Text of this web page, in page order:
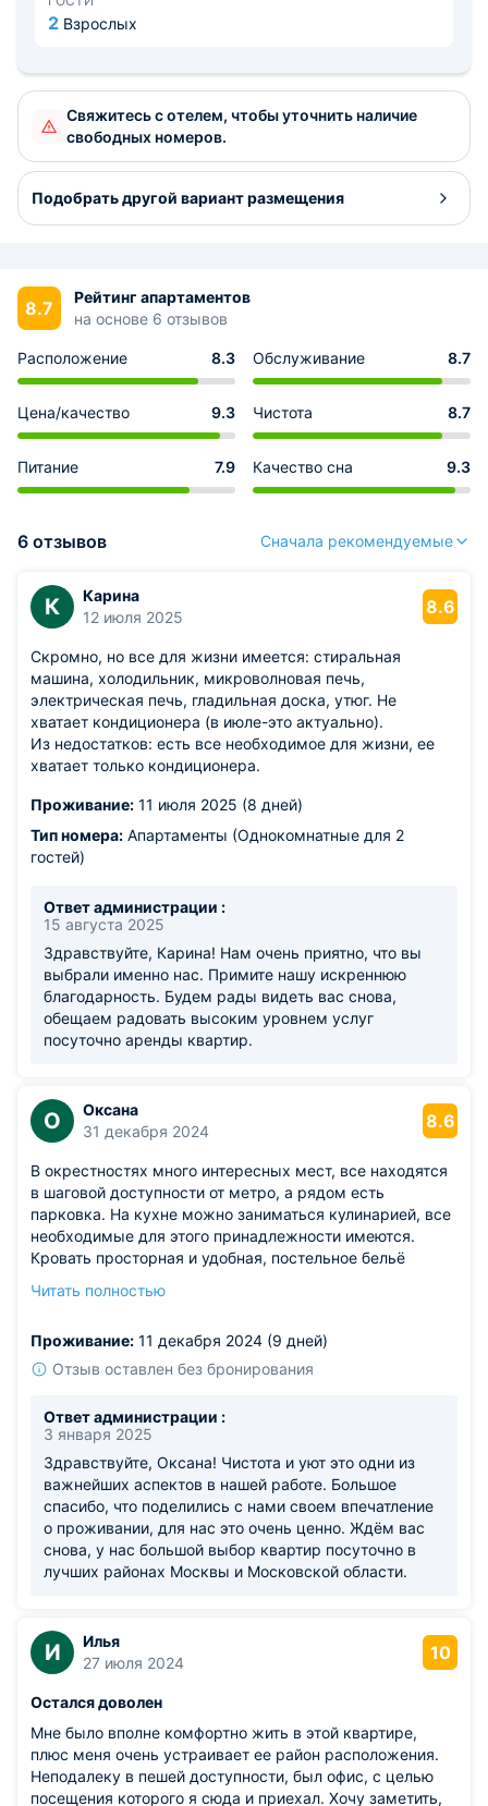
метро. В окрестностях располагается горнолыжная
Химки - 4,4 км.
2 Взрослых
Свяжитесь с отелем, чтобы уточнить наличие
свободных номеров.
Подобрать другой вариант размещения
8.7
Рейтинг апартаментов
на основе 6 отзывов
Расположение 8.3 Обслуживание 8.7
Цена/качество 9.3 Чистота 8.7
Питание 7.9 Качество сна 9.3
6 отзывов Сначала рекомендуемые
К
Карина
12 июля 2025
8.6
Скромно, но все для жизни имеется: стиральная
машина, холодильник, микроволновая печь,
электрическая печь, гладильная доска, утюг. Не
хватает кондиционера (в июле-это актуально).
Из недостатков: есть все необходимое для жизни, ее
хватает только кондиционера.
Проживание: 11 июля 2025 (8 дней)
Тип номера: Апартаменты (Однокомнатные для 2
гостей)
Ответ администрации :
15 августа 2025
Здравствуйте, Карина! Нам очень приятно, что вы
выбрали именно нас. Примите нашу искреннюю
благодарность. Будем рады видеть вас снова,
обещаем радовать высоким уровнем услуг
посуточно аренды квартир.
О
Оксана
31 декабря 2024
8.6
В окрестностях много интересных мест, все находятся
в шаговой доступности от метро, а рядом есть
парковка. На кухне можно заниматься кулинарией, все
необходимые для этого принадлежности имеются.
Кровать просторная и удобная, постельное бельё
очень тщательно, при заселении осталось приятное
Читать полностью
Проживание: 11 декабря 2024 (9 дней)
Отзыв оставлен без бронирования
Ответ администрации :
3 января 2025
Здравствуйте, Оксана! Чистота и уют это одни из
важнейших аспектов в нашей работе. Большое
спасибо, что поделились с нами своем впечатление
о проживании, для нас это очень ценно. Ждём вас
снова, у нас большой выбор квартир посуточно в
лучших районах Москвы и Московской области.
И
Илья
27 июля 2024
10
Остался доволен
Мне было вполне комфортно жить в этой квартире,
плюс меня очень устраивает ее район расположения.
Неподалеку в пешей доступности, был офис, с целью
посещения которого я сюда и приехал. Хочу заметить,